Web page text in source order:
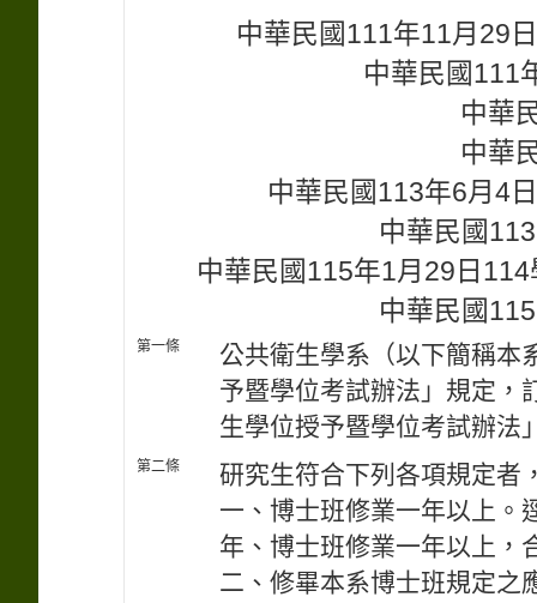
中華民國111年11月29
中華民國111
中華
中華
中華民國113年6月4
中華民國
中華民國115年1月29日
中華民國
第一條
公共衛生學系（以下簡稱本
予暨學位考試辦法」規定，
生學位授予暨學位考試辦法
第二條
研究生符合下列各項規定者
一、博士班修業一年以上。
年、博士班修業一年以上，
二、修畢本系博士班規定之